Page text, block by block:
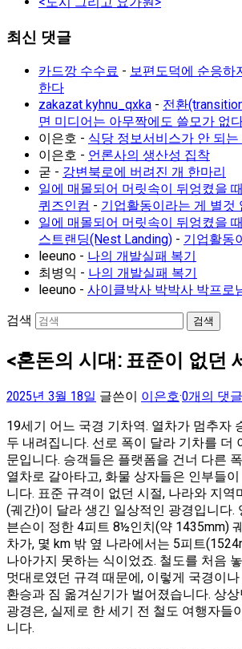
최신 댓글
카드깡 수수료 - 보편도덕에 순응하
한다
zakazat kyhnu_qxka - 전환
면 미디어는 아무짝에도 쓸모가 없
이은호 - 식당 정보서비스가 안 되는
이은호 - 언론사의 생산성 집착
굳 - 강변북로에 버려진 개 한마리
일에 매몰되어 머릿속이 뒤엉켰을
퀴즈인컴 - 기업활동이라는 게 별것
일에 매몰되어 머릿속이 뒤엉켰을
스트랜딩(Nest Landing) - 기업활동
leeuno - 나의 개발실패 복기
최병익 - 나의 개발실패 복기
leeuno - 사이클박사 박박사 박프로
검색
<혼돈의 시대: 표준이 없던
2025년 3월 18일 글쓴이 이은호·0개의 댓글
19세기 어느 국경 기차역. 열차가 멈추자
두 내려집니다. 선로 폭이 달라 기차를 더
문입니다. 승객들은 플랫폼을 건너 다른
열차로 갈아타고, 화물 상자들은 인부들
니다. 표준 규격이 없던 시절, 나라와 지역
(궤간)이 달라 생긴 일상적인 광경입니다​.
븐슨이 정한 4피트 8½인치(약 1435mm)
차가, 몇 km 밖 옆 나라에서는 5피트
나아가지 못하는 식이었죠. 철도를 처음
멋대로였던 규격 때문에, 이렇게 국경이
환승과 짐 옮겨싣기가 벌어졌습니다. 상상
광경은, 실제로 한 세기 전 철도 여행자들
니다.